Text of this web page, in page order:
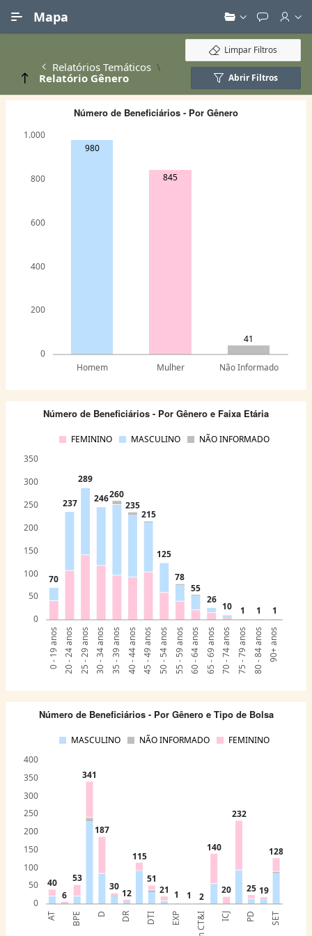
Mapa
Relatórios Temáticos
Relatório Gênero
Limpar Filtros
Abrir Filtros
980
845
41
Número de Beneficiários - Por Gênero
0
200
400
600
800
1.000
Homem Mulher Não Informado
70
237
289
246260
235
215
125
78
55
26
10 1 1 1
Número de Beneficiários - Por Gênero e Faixa Etária
FEMININO MASCULINO NÃO INFORMADO
0
50
100
150
200
250
300
350
0 - 19 anos 20 - 24 anos 25 - 29 anos30 - 34 anos 35 - 39 anos 40 - 44 anos45 - 49 anos 50 - 54 anos 55 - 59 anos60 - 64 anos 65 - 69 anos70 - 74 anos 75 - 79 anos 80 - 84 anos 90+ anos
40
6
53
341
187
30
12
115
51
21 1 1 2
140
20
232
25 19
128
Número de Beneficiários - Por Gênero e Tipo de Bolsa
MASCULINO NÃO INFORMADO FEMININO
0
50
100
150
200
250
300
350
400
AT BPE D DR DTI EXP ICJ PD SET